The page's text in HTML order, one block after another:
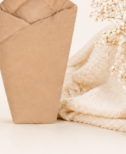
Velikosti oblečení pro
podle věku